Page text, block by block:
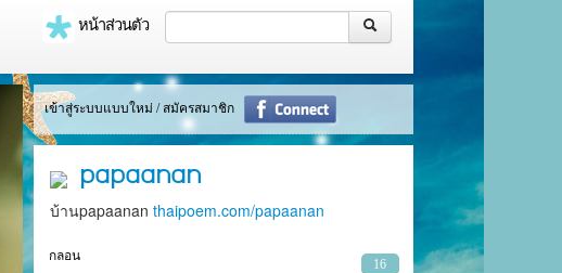
หน้าส่วนตัว
เข้าสู่ระบบแบบใหม่ / สมัครสมาชิก
papaanan
บ้านpapaanan thaipoem.com/papaanan
กลอน
16